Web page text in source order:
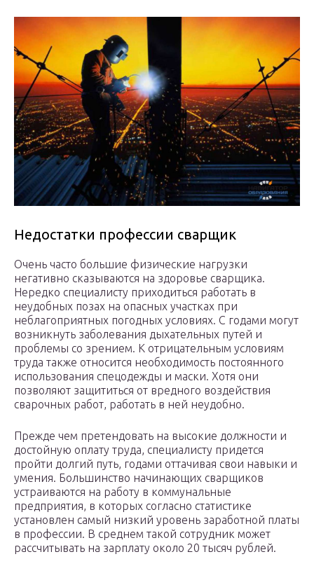
Недостатки профессии сварщик
Очень часто большие физические нагрузки
негативно сказываются на здоровье сварщика.
Нередко специалисту приходиться работать в
неудобных позах на опасных участках при
неблагоприятных погодных условиях. С годами могут
возникнуть заболевания дыхательных путей и
проблемы со зрением. К отрицательным условиям
труда также относится необходимость постоянного
использования спецодежды и маски. Хотя они
позволяют защититься от вредного воздействия
сварочных работ, работать в ней неудобно.
Прежде чем претендовать на высокие должности и
достойную оплату труда, специалисту придется
пройти долгий путь, годами оттачивая свои навыки и
умения. Большинство начинающих сварщиков
устраиваются на работу в коммунальные
предприятия, в которых согласно статистике
установлен самый низкий уровень заработной платы
в профессии. В среднем такой сотрудник может
рассчитывать на зарплату около 20 тысяч рублей.